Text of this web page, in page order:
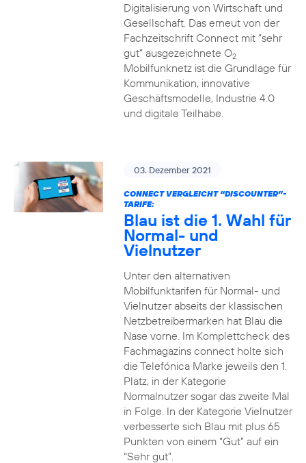
Digitalisierung von Wirtschaft und
Gesellschaft. Das erneut von der
Fachzeitschrift Connect mit “sehr
gut” ausgezeichnete O2
Mobilfunknetz ist die Grundlage für
Kommunikation, innovative
Geschäftsmodelle, Industrie 4.0
und digitale Teilhabe.
03. Dezember 2021
CONNECT VERGLEICHT “DISCOUNTER”-
TARIFE:
Blau ist die 1. Wahl für
Normal- und
Vielnutzer
Unter den alternativen
Mobilfunktarifen für Normal- und
Vielnutzer abseits der klassischen
Netzbetreibermarken hat Blau die
Nase vorne. Im Komplettcheck des
Fachmagazins connect holte sich
die Telefónica Marke jeweils den 1.
Platz, in der Kategorie
Normalnutzer sogar das zweite Mal
in Folge. In der Kategorie Vielnutzer
verbesserte sich Blau mit plus 65
Punkten von einem “Gut” auf ein
“Sehr gut”.